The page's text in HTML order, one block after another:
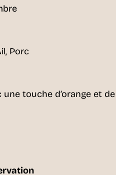
Porc
touche d’orange et